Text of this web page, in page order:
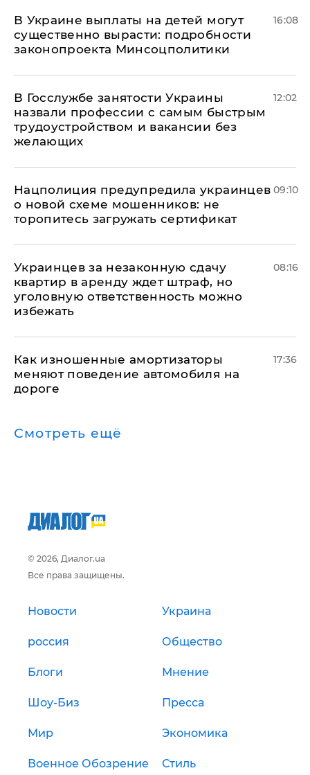
В Украине выплаты на детей могут
существенно вырасти: подробности
законопроекта Минсоцполитики
16:08
В Госслужбе занятости Украины
назвали профессии с самым быстрым
трудоустройством и вакансии без
желающих
12:02
Нацполиция предупредила украинцев
о новой схеме мошенников: не
торопитесь загружать сертификат
09:10
Украинцев за незаконную сдачу
квартир в аренду ждет штраф, но
уголовную ответственность можно
избежать
08:16
Как изношенные амортизаторы
меняют поведение автомобиля на
дороге
17:36
Смотреть ещё
© 2026, Диалог.ua
Все права защищены.
Новости Украина
россия Общество
Блоги Мнение
Шоу-Биз Пресса
Мир Экономика
Военное Обозрение Стиль